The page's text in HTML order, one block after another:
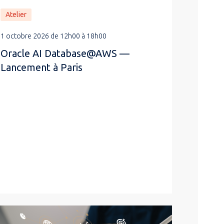
Atelier
1 octobre 2026 de 12h00 à 18h00
Oracle AI Database@AWS —
Lancement à Paris